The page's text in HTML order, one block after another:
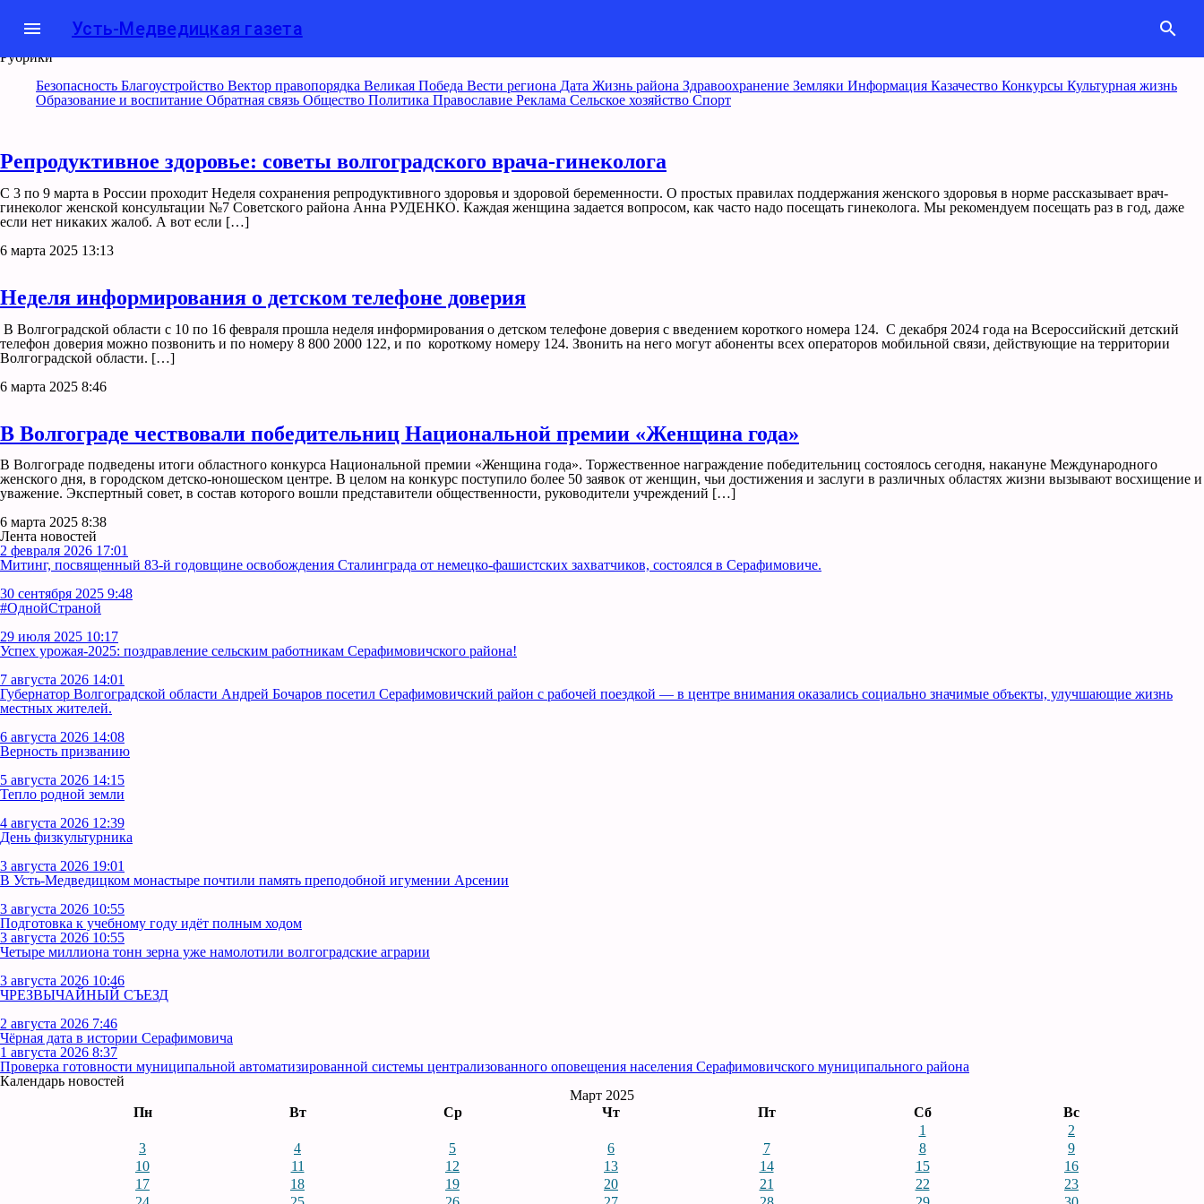
menu Усть-Медведицкая газета search
Рубрики
Безопасность Благоустройство Вектор правопорядка Великая Победа Вести региона Дата Жизнь района Здравоохранение Земляки Информация Казачество Конкурcы Культурная жизнь
Образование и воспитание Обратная связь Общество Политика Православие Реклама Сельское хозяйство Спорт
Репродуктивное здоровье: советы волгоградского врача-гинеколога
С 3 по 9 марта в России проходит Неделя сохранения репродуктивного здоровья и здоровой беременности. О простых правилах поддержания женского здоровья в норме рассказывает врач-
гинеколог женской консультации №7 Советского района Анна РУДЕНКО. Каждая женщина задается вопросом, как часто надо посещать гинеколога. Мы рекомендуем посещать раз в год, даже
если нет никаких жалоб. А вот если […]
6 марта 2025 13:13
Неделя информирования о детском телефоне доверия
В Волгоградской области с 10 по 16 февраля прошла неделя информирования о детском телефоне доверия с введением короткого номера 124. С декабря 2024 года на Всероссийский детский
телефон доверия можно позвонить и по номеру 8 800 2000 122, и по короткому номеру 124. Звонить на него могут абоненты всех операторов мобильной связи, действующие на территории
Волгоградской области. […]
6 марта 2025 8:46
В Волгограде чествовали победительниц Национальной премии «Женщина года»
В Волгограде подведены итоги областного конкурса Национальной премии «Женщина года». Торжественное награждение победительниц состоялось сегодня, накануне Международного
женского дня, в городском детско-юношеском центре. В целом на конкурс поступило более 50 заявок от женщин, чьи достижения и заслуги в различных областях жизни вызывают восхищение и
уважение. Экспертный совет, в состав которого вошли представители общественности, руководители учреждений […]
6 марта 2025 8:38
Лента новостей
2 февраля 2026 17:01
Митинг, посвященный 83-й годовщине освобождения Сталинграда от немецко-фашистских захватчиков, состоялся в Серафимовиче.
30 сентября 2025 9:48
#ОднойСтраной
29 июля 2025 10:17
Успех урожая-2025: поздравление сельским работникам Серафимовичского района!
7 августа 2026 14:01
Губернатор Волгоградской области Андрей Бочаров посетил Серафимовичский район с рабочей поездкой — в центре внимания оказались социально значимые объекты, улучшающие жизнь
местных жителей.
6 августа 2026 14:08
Верность призванию
5 августа 2026 14:15
Тепло родной земли
4 августа 2026 12:39
День физкультурника
3 августа 2026 19:01
В Усть‑Медведицком монастыре почтили память преподобной игумении Арсении
3 августа 2026 10:55
Подготовка к учебному году идёт полным ходом
3 августа 2026 10:55
Четыре миллиона тонн зерна уже намолотили волгоградские аграрии
3 августа 2026 10:46
ЧРЕЗВЫЧАЙНЫЙ СЪЕЗД
2 августа 2026 7:46
Чёрная дата в истории Серафимовича
1 августа 2026 8:37
Проверка готовности муниципальной автоматизированной системы централизованного оповещения населения Серафимовичского муниципального района
Календарь новостей
Март 2025
Пн
Вт Ср Чт Пт Сб Вс
1
2
3
4 5 6 7 8
9
10
11 12 13 14 15
16
17
18 19 20 21 22
23